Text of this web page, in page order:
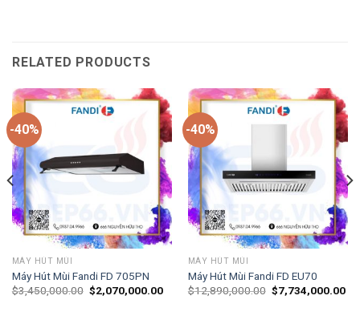
RELATED PRODUCTS
-40%
MÁY HÚT MÙI
Máy Hút Mùi Fandi FD 705PN
$3,450,000.00 $2,070,000.00
-40%
MÁY HÚT MÙI
Máy Hút Mùi Fandi FD EU70
$12,890,000.00 $7,734,000.00